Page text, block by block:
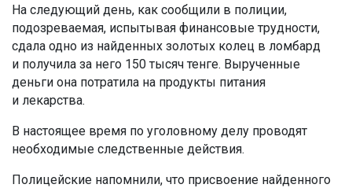
На следующий день, как сообщили в полиции,
подозреваемая, испытывая финансовые трудности,
сдала одно из найденных золотых колец в ломбард
и получила за него 150 тысяч тенге. Вырученные
деньги она потратила на продукты питания
и лекарства.
В настоящее время по уголовному делу проводят
необходимые следственные действия.
Полицейские напомнили, что присвоение найденного